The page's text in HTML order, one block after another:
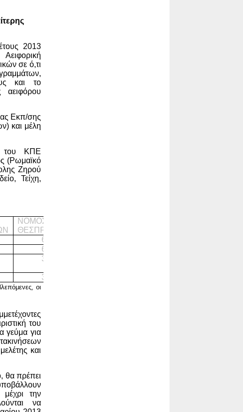
2013
σε ό,τι
και το
αειφόρου
Εκπ/σης
και μέλη
του ΚΠΕ
(Ρωμαϊκό
Ζηρού
Τείχη,
ΝΟΜΟΣ
ΘΕΣΠΡΩΤΙΑΣ
6
6
3
3
οι
του
γεύμα για
και
θα πρέπει
την
να